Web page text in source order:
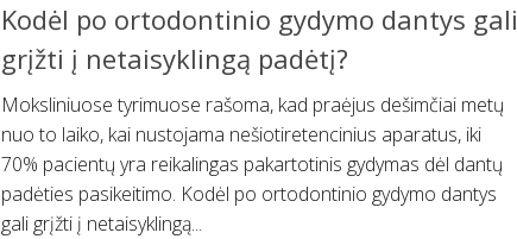
Kodėl po ortodontinio gydymo dantys gali
grįžti į netaisyklingą padėtį?
Moksliniuose tyrimuose rašoma, kad praėjus dešimčiai metų
nuo to laiko, kai nustojama nešiotiretencinius aparatus, iki
70% pacientų yra reikalingas pakartotinis gydymas dėl dantų
padėties pasikeitimo. Kodėl po ortodontinio gydymo dantys
gali grįžti į netaisyklingą...